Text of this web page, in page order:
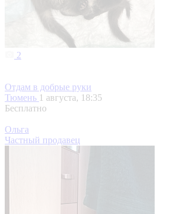
2
Отдам в добрые руки
Тюмень 1 августа, 18:35
Бесплатно
Ольга
Частный продавец